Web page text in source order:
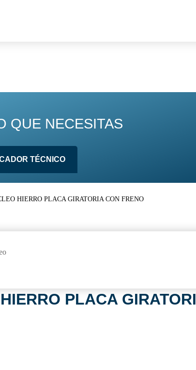
QUE NECESITAS
TÉCNICO
HIERRO PLACA GIRATORIA CON FRENO
PLACA